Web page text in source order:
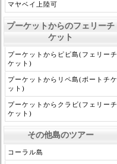
マヤベイ上陸可
プーケットからのフェリーチ
ケット
プーケットからピピ島(フェリーチ
ケット)
プーケットからリペ島(ボートチケ
ット)
プーケットからクラビ(フェリーチ
ケット)
その他島のツアー
コーラル島